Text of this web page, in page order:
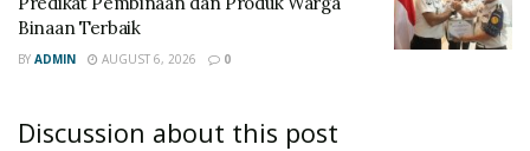
Binaan Terbaik
BY ADMIN AUGUST 6, 2026 0
Discussion about this post